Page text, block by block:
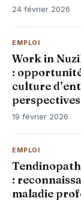
24 février 2026
EMPLOI
Work in
:
culture
19 février 2026
EMPLOI
:
maladie